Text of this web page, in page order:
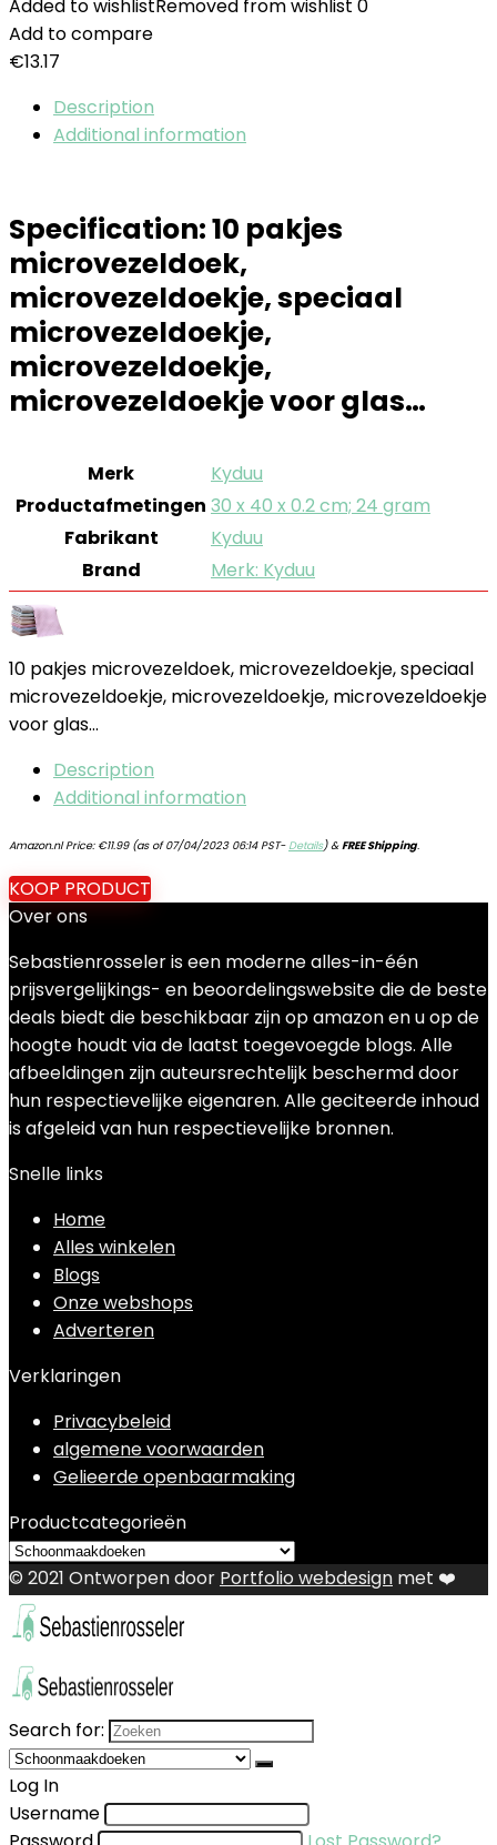
Added to wishlistRemoved from wishlist 0
Add to compare
€13.17
Description
Additional information
Specification:10 pakjes
microvezeldoek,
microvezeldoekje, speciaal
microvezeldoekje,
microvezeldoekje,
microvezeldoekje voor glas…
Merk
‎Kyduu
Productafmetingen ‎30 x 40 x 0.2 cm; 24 gram
Fabrikant
‎Kyduu
Brand
Merk: Kyduu
10 pakjes microvezeldoek, microvezeldoekje, speciaal
microvezeldoekje, microvezeldoekje, microvezeldoekje
voor glas…
Description
Additional information
Amazon.nl Price: €11.99(as of 07/04/2023 06:14 PST- Details)&FREE Shipping.
KOOP PRODUCT
Over ons
Sebastienrosseler is een moderne alles-in-één
prijsvergelijkings- en beoordelingswebsite die de beste
deals biedt die beschikbaar zijn op amazon en u op de
hoogte houdt via de laatst toegevoegde blogs. Alle
afbeeldingen zijn auteursrechtelijk beschermd door
hun respectievelijke eigenaren. Alle geciteerde inhoud
is afgeleid van hun respectievelijke bronnen.
Snelle links
Home
Alles winkelen
Blogs
Onze webshops
Adverteren
Verklaringen
Privacybeleid
algemene voorwaarden
Gelieerde openbaarmaking
Productcategorieën
© 2021 Ontworpen door Portfolio webdesign met ❤️
Search for:
Log In
Username